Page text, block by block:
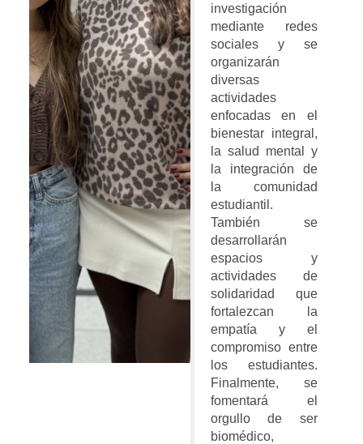
investigación
mediante redes
sociales y se
organizarán
diversas
actividades
enfocadas en el
bienestar integral,
la salud mental y
la integración de
la comunidad
estudiantil.
También se
desarrollarán
espacios y
actividades de
solidaridad que
fortalezcan la
empatía y el
compromiso entre
los estudiantes.
Finalmente, se
fomentará el
orgullo de ser
biomédico,